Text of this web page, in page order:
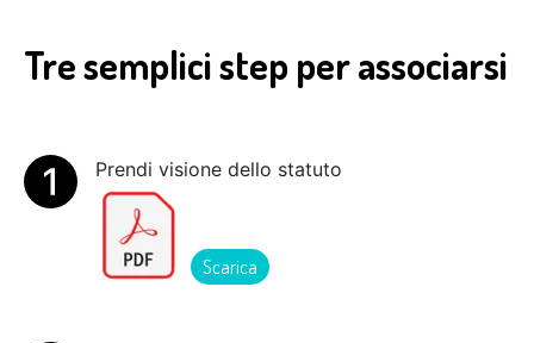
Tre semplici step per associarsi
Prendi visione dello statuto
Scarica